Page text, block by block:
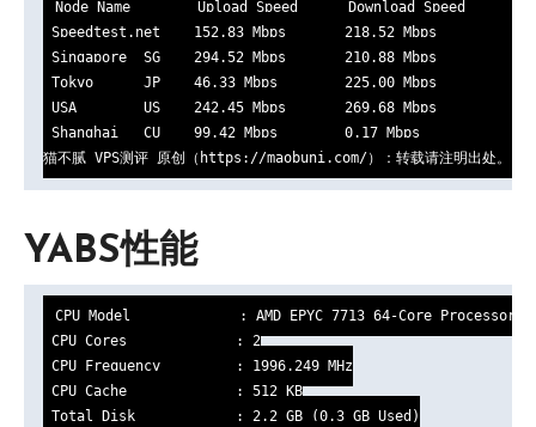
Node Name        Upload Speed      Download Speed
Speedtest.net    152.83 Mbps       218.52 Mbps
Singapore  SG    294.52 Mbps       210.88 Mbps
Tokyo      JP    46.33 Mbps        225.00 Mbps
USA        US    242.45 Mbps       269.68 Mbps
Shanghai   CU    99.42 Mbps        0.17 Mbps
猫不腻 VPS测评 原创（https://maobuni.com/）：转载请注明出处。
YABS性能
CPU Model             : AMD EPYC 7713 64-Core Processor
CPU Cores             : 2
CPU Frequency         : 1996.249 MHz
CPU Cache             : 512 KB
Total Disk            : 2.2 GB (0.3 GB Used)